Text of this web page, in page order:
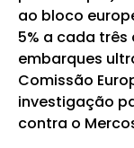
ao bloco
5% a cada
embarques
Comissão
investigação
contra o